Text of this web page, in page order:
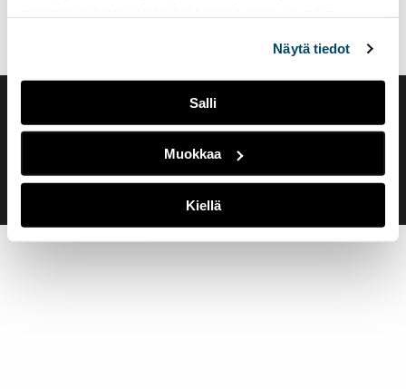
Näytä tiedot
Salli
Muokkaa
Kiellä
Evästeasetukset